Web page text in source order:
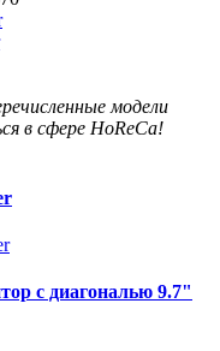
модели
в сфере HoReCa!
с диагональю 9.7"